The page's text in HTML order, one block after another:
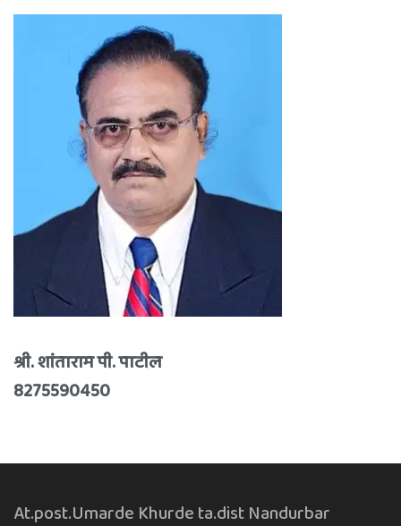
श्री. शांताराम पी. पाटील
8275590450
At.post.Umarde Khurde ta.dist Nandurbar